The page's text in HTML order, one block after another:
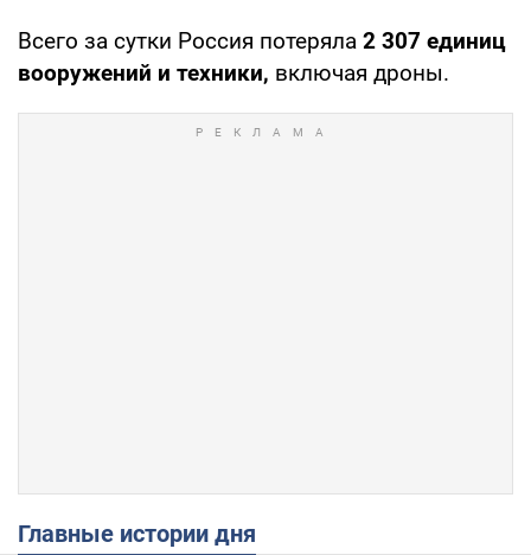
Всего за сутки Россия потеряла 2 307 единиц
вооружений и техники, включая дроны.
Главные истории дня